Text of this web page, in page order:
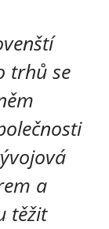
trhů se
a
těžit